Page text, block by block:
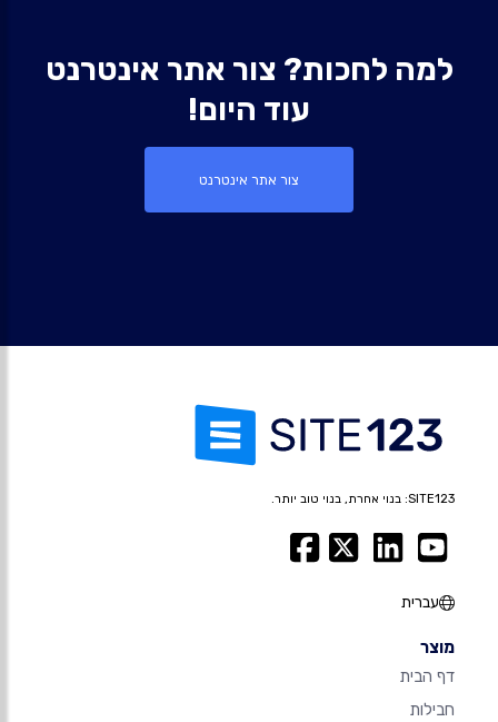
למה לחכות? צור אתר אינטרנט
עוד היום!
צור אתר אינטרנט
SITE123: בנוי אחרת, בנוי טוב יותר.
עברית
מוצר
דף הבית
חבילות